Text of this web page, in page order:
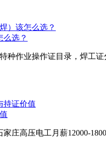
选？
作业操作证目录，焊工
高压电工月薪12000-